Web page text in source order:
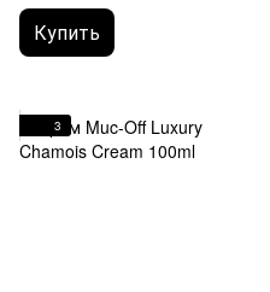
Купить
3